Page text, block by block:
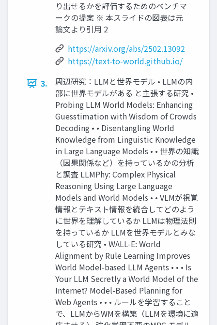
り出せるかを評価するためのベンチマ
ークの提案 ※ 本スライドの図表は元
論文より引用 2
https://arxiv.org/abs/2502.13092
https://text-to-world.github.io/
3.
周辺研究：LLMと世界モデル • LLMの内
部に世界モデルがある と主張する研究 •
Probing LLM World Models: Enhancing
Guesstimation with Wisdom of Crowds
Decoding • • Disentangling World
Knowledge from Linguistic Knowledge
in Large Language Models • • 世界の知識
（因果関係など）を持っているかの分析
と調査 LLMPhy: Complex Physical
Reasoning Using Large Language
Models and World Models • • VLMが視覚
情報とテキスト情報を統合してどのよう
に世界を理解しているか LLMは物理法則
を持っているか LLMを世界モデルとみな
している研究 • WALL-E: World
Alignment by Rule Learning Improves
World Model-based LLM Agents • • • Is
Your LLM Secretly a World Model of the
Internet? Model-Based Planning for
Web Agents • • • ルールを学習すること
で、LLMからWMを構築（LLMを環境に適